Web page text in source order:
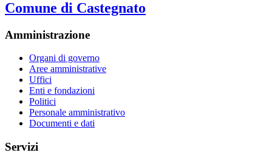
Comune di Castegnato
Amministrazione
Organi di governo
Aree amministrative
Uffici
Enti e fondazioni
Politici
Personale amministrativo
Documenti e dati
Servizi